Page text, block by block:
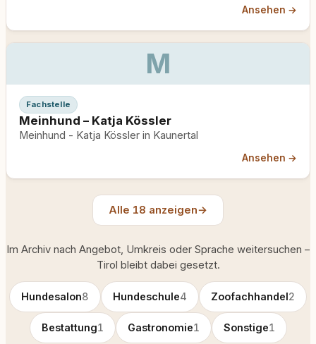
Ansehen →
M
Fachstelle
Meinhund – Katja Kössler
Meinhund - Katja Kössler in Kaunertal
Ansehen →
Alle 18 anzeigen→
Im Archiv nach Angebot, Umkreis oder Sprache weitersuchen –
Tirol bleibt dabei gesetzt.
Hundesalon8 Hundeschule4 Zoofachhandel2
Bestattung1 Gastronomie1 Sonstige1